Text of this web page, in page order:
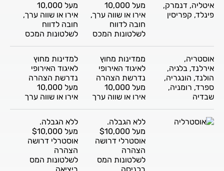
איטליה, דנמרק,
פינלד, קפריסין
מעל 10,000
אירו או שווה ערך,
חובה לדווח
לשלטונות המכס
מעל 10,000
אירו או שווה ערך,
חובה לדווח
לשלטונות המכס
אוסטריה,
אירלנד, בלגיה,
הולנד, הונגריה,
ספרד, רומניה,
שבדיה
ממדינות מחוץ
לאיגוד האירופי
נדרשת הצהרה
מעל 10,000
אירו או שווה ערך
למדינות מחוץ
לאיגוד האירופי
נדרשת הצהרה
מעל 10,000
אירו או שווה ערך
ללא הגבלה.
מעל $10,000
אוסטרלי דרושה
הצהרה
לשלטונות המס
ללא הגבלה.
מעל $10,000
אוסטרלי דרושה
הצהרה
לשלטונות המס